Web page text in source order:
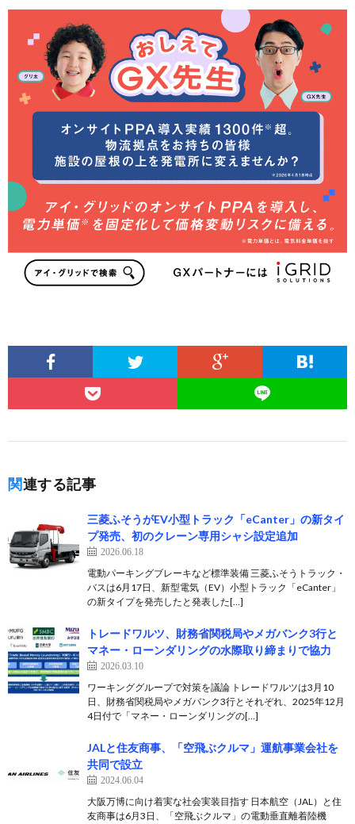
関連する記事
三菱ふそうがEV小型トラック「eCanter」の新タイ
プ発売、初のクレーン専用シャシ設定追加
2026.06.18
電動パーキングブレーキなど標準装備 三菱ふそうトラック・
バスは6月17日、新型電気（EV）小型トラック「eCanter」
の新タイプを発売したと発表した[…]
トレードワルツ、財務省関税局やメガバンク3行と
マネー・ローンダリングの水際取り締まりで協力
2026.03.10
ワーキンググループで対策を議論 トレードワルツは3月10
日、財務省関税局やメガバンク3行とそれぞれ、2025年12月
4日付で「マネー・ローンダリングの[…]
JALと住友商事、「空飛ぶクルマ」運航事業会社を
共同で設立
2024.06.04
大阪万博に向け着実な社会実装目指す 日本航空（JAL）と住
友商事は6月3日、「空飛ぶクルマ」の電動垂直離着陸機